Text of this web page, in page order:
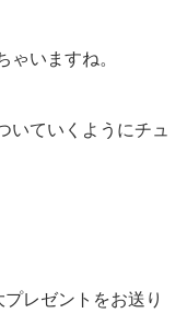
いますね。
いていくようにチュ
レゼントをお送り